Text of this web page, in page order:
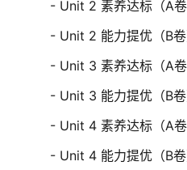
- Unit 2 素养达标（A
- Unit 2 能力提优（B
- Unit 3 素养达标（A
- Unit 3 能力提优（B
- Unit 4 素养达标（A
- Unit 4 能力提优（B